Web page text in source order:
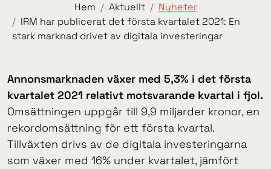
Hem Aktuellt
Nyheter
IRM har publicerat det första kvartalet 2021: En
stark marknad drivet av digitala investeringar
Annonsmarknaden växer med 5,3% i det första
kvartalet 2021 relativt motsvarande kvartal i fjol.
Omsättningen uppgår till 9,9 miljarder kronor, en
rekordomsättning för ett första kvartal.
Tillväxten drivs av de digitala investeringarna
som växer med 16% under kvartalet, jämfört